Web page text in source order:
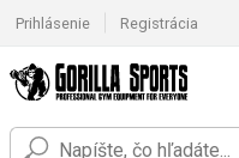
Prihlásenie Registrácia